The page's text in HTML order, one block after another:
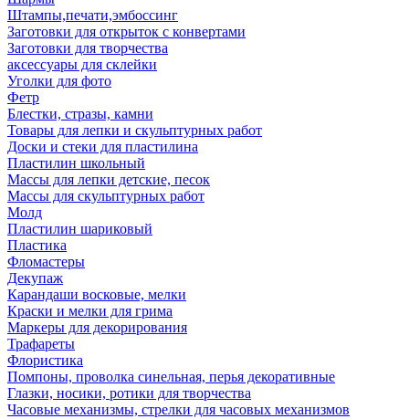
Штампы,печати,эмбоссинг
Заготовки для открыток с конвертами
Заготовки для творчества
аксессуары для склейки
Уголки для фото
Фетр
Блестки, стразы, камни
Товары для лепки и скульптурных работ
Доски и стеки для пластилина
Пластилин школьный
Массы для лепки детские, песок
Массы для скульптурных работ
Молд
Пластилин шариковый
Пластика
Фломастеры
Декупаж
Карандаши восковые, мелки
Краски и мелки для грима
Маркеры для декорирования
Трафареты
Флористика
Помпоны, проволка синельная, перья декоративные
Глазки, носики, ротики для творчества
Часовые механизмы, стрелки для часовых механизмов